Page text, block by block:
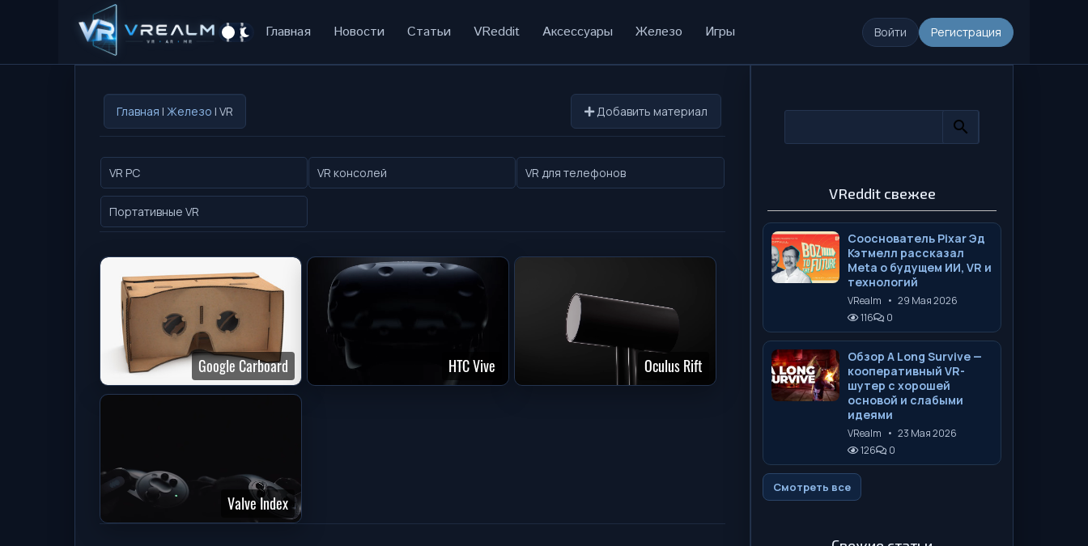
Главная Новости Статьи VReddit Аксессуары Железо Игры Войти Регистрация
Главная | Железо | VR Добавить материал
VR PC VR консолей VR для телефонов
Портативные VR
Google Carboard HTC Vive Oculus Rift
Valve Index
VReddit свежее
Сооснователь Pixar Эд
Кэтмелл рассказал
Meta о будущем ИИ, VR и
технологий
VRealm • 29 Мая 2026
116
0
Обзор A Long Survive —
кооперативный VR-
шутер с хорошей
основой и слабыми
идеями
VRealm • 23 Мая 2026
126
0
Смотреть все